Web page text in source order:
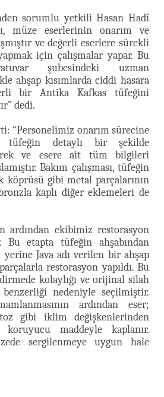
sorumlu yetkili Hasan Hadî
müze eserlerinin onarım ve
ve değerli eserlere sürekli
için çalışmalar yapar. Bu
şubesindeki uzman
ahşap kısımlarda ciddi hasara
bir Antika Kafkas tüfeğini
dedi.
“Personelimiz onarım sürecine
tüfeğin detaylı bir şekilde
ve esere ait tüm bilgileri
Bakım çalışması, tüfeğin
gibi metal parçalarının
kaplı diğer eklemeleri de
ardından ekibimiz restorasyon
Bu etapta tüfeğin ahşabından
yerine Java adı verilen bir ahşap
restorasyon yapıldı. Bu
kolaylığı ve orijinal silah
benzerliği nedeniyle seçilmiştir.
ardından eser;
gibi iklim değişkenlerinden
maddeyle kaplanır.
sergilenmeye uygun hale